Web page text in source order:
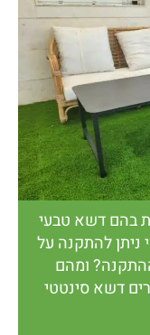
בהם דשא טבעי
ניתן להתקנה על
ומהם
דשא סינטטי